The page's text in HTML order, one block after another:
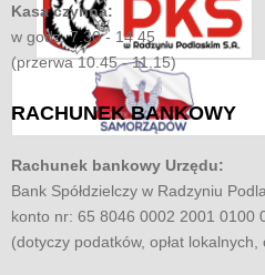
Kasa czynna:
w godz. 7.30 - 14.45
(przerwa 10.45 - 11.15)
RACHUNEKBANKOWY
Rachunek bankowy Urzędu:
Bank Spółdzielczy w Radzyniu
konto nr: 65 8046 0002 2001 0100
(dotyczy podatków, opłat lokalnych,